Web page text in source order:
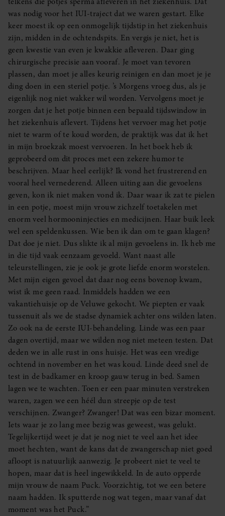
was nodig voor het IUI-traject dat we waren gestart. Elke
keer moest ik op een onmogelijk tijdstip in het ziekenhuis
zijn, midden in de ochtendspits. En vergis je niet, het is
geen kwestie van even je kwakkie afleveren. Daar ging
chirurgische precisie aan vooraf. Je moet van tevoren
plassen, dan moet je alles keurig reinigen en dan moet je je
ding doen in een steriel potje. ’s Morgens vroeg dus, als je
eigenlijk nog niet wakker wil worden. Vervolgens moet je
zorgen dat je het potje binnen een bepaald tijdswindow in
het ziekenhuis aflevert. Tijdens het vervoer mag het potje
niet te warm of te koud worden, de praktijk was dat ik het
in mijn broekzak moest vervoeren. In het boek heb ik
geprobeerd om dit proces met een zekere humor te
beschrijven. Maar heel eerlijk? Ik vond het frustrerend en
vooral heel vernederend. Alleen uiting aan die gevoelens
geven, kon ik niet maken vond ik. Daar waar ik zat te pielen
in een potje, moest mijn vrouw zichzelf toetakelen met
enorm veel hormooninjecties en medicijnen. Haar buik leek
wel een speldenkussen. Wie ben ik dan om te gaan klagen?
Dat doe je niet. Dus slikte ik al mijn gevoelens in. Ik heb me
in die tijd vaak eenzaam gevoeld. Want naast alle
teleurstellingen, zie je ook je grote liefde enorm worstelen.
Met mijn eigen gevoel dat daar nog eens bovenop kwam,
wist ik me geen raad. Inmiddels hadden we een
vakantiehuisje op de Veluwe gekocht. We piepten er vaak
tussenuit als we de stadse dynamiek achter ons wilden laten.
Zo ook na de eerste IUI-behandeling. Linde was een paar
dagen overtijd, maar we wilden nog niet meteen testen. Dat
deden we in alle rust in ons huisje. Het was een vredige
ochtend in november en het was koud. Linde deed snel de
test in de badkamer en kroop gauw terug in bed. Samen
lagen we te wachten. Toen er een paar minuten verstreken
waren, zagen we een héél dun streepje op de test
verschijnen. Zwanger? Zwanger! Dat was een bizar moment.
Iets waar je zo lang mee bezig was geweest, was gelukt.
Tegelijkertijd weet je dat je nog niet te veel aan het idee
moet hechten, want de kans dat de zwangerschap niet goed
afloopt is natuurlijk aanwezig. Je probeert niet te veel te
hopen, maar dat is heel ingewikkeld. In de auto opperde
mijn vrouw de naam Puck. Voorzichtig, tot we een betere
naam hadden. Ik sputterde nog wat tegen, maar vanaf dat
moment was het Puck.”